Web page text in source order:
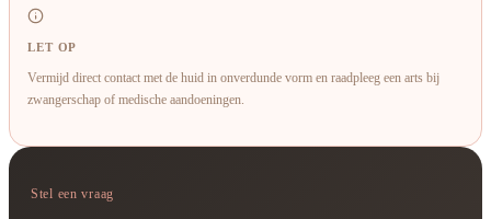
LET OP
Vermijd direct contact met de huid in onverdunde vorm en raadpleeg een arts bij
zwangerschap of medische aandoeningen.
Stel een vraag